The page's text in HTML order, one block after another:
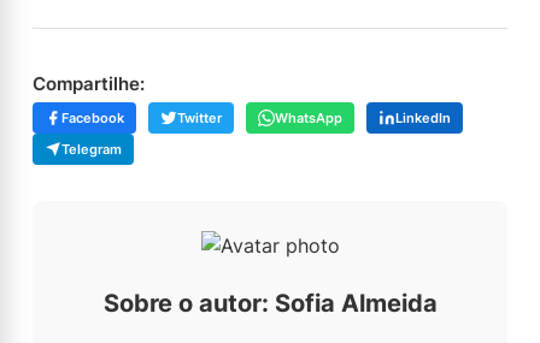
Compartilhe:
Facebook Twitter WhatsApp
LinkedIn
Telegram
Sobre o autor: Sofia Almeida